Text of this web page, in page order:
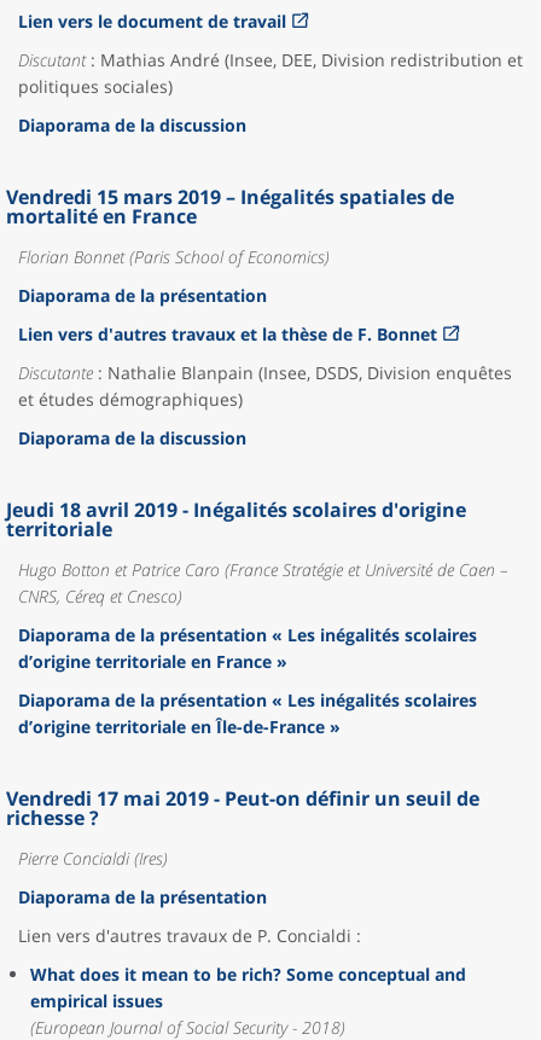
Lien vers le document de travail
Discutant: Mathias André (Insee, DEE, Division redistribution et
politiques sociales)
Diaporama de la discussion
Vendredi 15 mars 2019 – Inégalités spatiales de
mortalité en France
Florian Bonnet (Paris School of Economics)
Diaporama de la présentation
Lien vers d'autres travaux et la thèse de F. Bonnet
Discutante : Nathalie Blanpain (Insee, DSDS, Division enquêtes
et études démographiques)
Diaporama de la discussion
Jeudi 18 avril 2019 - Inégalités scolaires d'origine
territoriale
Hugo Botton et Patrice Caro (France Stratégie et Université de Caen –
CNRS, Céreq et Cnesco)
Diaporama de la présentation « Les inégalités scolaires
d’origine territoriale en France »
Diaporama de la présentation « Les inégalités scolaires
d’origine territoriale en Île-de-France »
Vendredi 17 mai 2019 - Peut-on définir un seuil de
richesse ?
Pierre Concialdi (Ires)
Diaporama de la présentation
Lien vers d'autres travaux de P. Concialdi :
What does it mean to be rich? Some conceptual and
empirical issues
(European Journal of Social Security - 2018)